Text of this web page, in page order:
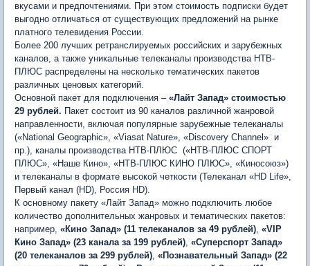
вкусами и предпочтениями. При этом стоимость подписки будет
выгодно отличаться от существующих предложений на рынке
платного телевидения России.
Более 200 лучших ретранслируемых российских и зарубежных
каналов, а также уникальные телеканалы производства НТВ-
ПЛЮС распределены на несколько тематических пакетов
различных ценовых категорий.
Основной пакет для подключения –«Лайт Запад» стоимостью
29 рублей. Пакет состоит из 90 каналов различной жанровой
направленности, включая популярные зарубежные телеканалы
(«National Geographic», «Viasat Nature», «Discovery Channel» и
пр.), каналы производства НТВ-ПЛЮС («НТВ-ПЛЮС СПОРТ
ПЛЮС», «Наше Кино», «НТВ-ПЛЮС КИНО ПЛЮС», «Киносоюз»)
и телеканалы в формате высокой четкости (Телеканал «HD Life»,
Первый канал (HD), Россия HD).
К основному пакету «Лайт Запад» можно подключить любое
количество дополнительных жанровых и тематических пакетов:
например, «Кино Запад» (11 телеканалов за 49 рублей), «VIP
Кино Запад» (23 канала за 199 рублей), «Суперспорт Запад»
(20 телеканалов за 299 рублей), «Познавательный Запад» (22